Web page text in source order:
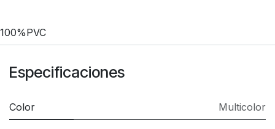
100%PVC
Especificaciones
Color Multicolor